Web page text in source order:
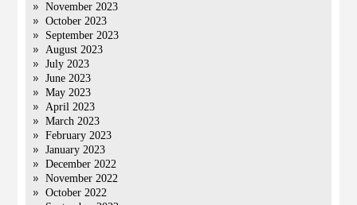
November 2023
October 2023
September 2023
August 2023
July 2023
June 2023
May 2023
April 2023
March 2023
February 2023
January 2023
December 2022
November 2022
October 2022